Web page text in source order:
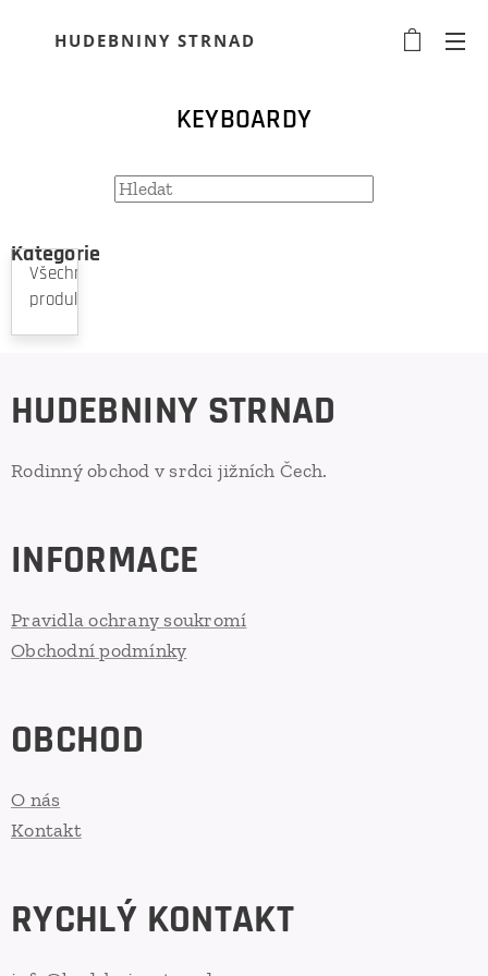
HUDEBNINY STRNAD
KEYBOARDY
Kategorie
Všechny
produkty
HUDEBNINY STRNAD
Rodinný obchod v srdci jižních Čech.
INFORMACE
Pravidla ochrany soukromí
Obchodní podmínky
OBCHOD
O nás
Kontakt
RYCHLÝ KONTAKT